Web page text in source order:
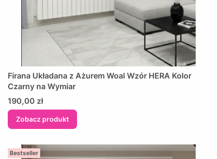
Firana Układana z Ażurem Woal Wzór HERA Kolor
Czarny na Wymiar
Cena
190,00 zł
Zobacz produkt
Bestseller